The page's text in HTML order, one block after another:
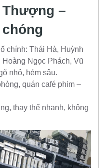
Thượng –
chính: Thái Hà, Huỳnh
Ngọc Phách, Vũ
nhỏ, hẻm sâu.
quán café phim –
thay thế nhanh, không